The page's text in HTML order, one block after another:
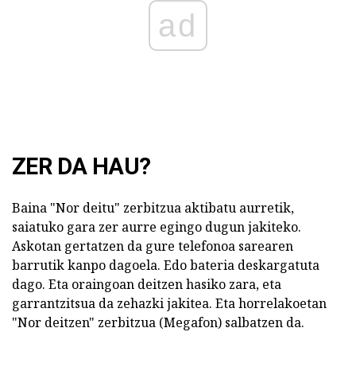
ad
ZER DA HAU?
Baina "Nor deitu" zerbitzua aktibatu aurretik,
saiatuko gara zer aurre egingo dugun jakiteko.
Askotan gertatzen da gure telefonoa sarearen
barrutik kanpo dagoela. Edo bateria deskargatuta
dago. Eta oraingoan deitzen hasiko zara, eta
garrantzitsua da zehazki jakitea. Eta horrelakoetan
"Nor deitzen" zerbitzua (Megafon) salbatzen da.